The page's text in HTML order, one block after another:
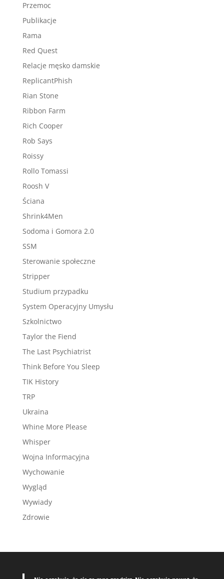
Przemoc
Publikacje
Rama
Red Quest
Relacje męsko damskie
ReplicantPhish
Rian Stone
Ribbon Farm
Rich Cooper
Rob Says
Roissy
Rollo Tomassi
Roosh V
Ściana
Shrink4Men
Sodoma i Gomora 2.0
SSM
Sterowanie społeczne
Stripper
Studium przypadku
System Operacyjny Umysłu
Szkolnictwo
Taylor the Fiend
The Last Psychiatrist
Think Before You Sleep
TIK History
TRP
Ukraina
Whine More Please
Whisper
Wojna Informacyjna
Wychowanie
Wygląd
Wywiady
Zdrowie